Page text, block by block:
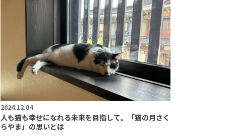
2024.12.04
人も猫も幸せになれる未来を目指して。「猫の月さく
らやま」の思いとは